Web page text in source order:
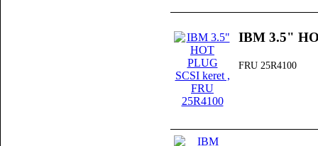
IBM 3.5"
FRU 25R4100